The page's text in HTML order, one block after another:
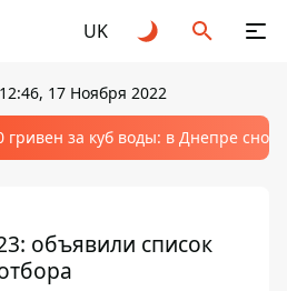
UK
12:46, 17 Ноября 2022
гривен за куб воды: в Днепре
объявили список